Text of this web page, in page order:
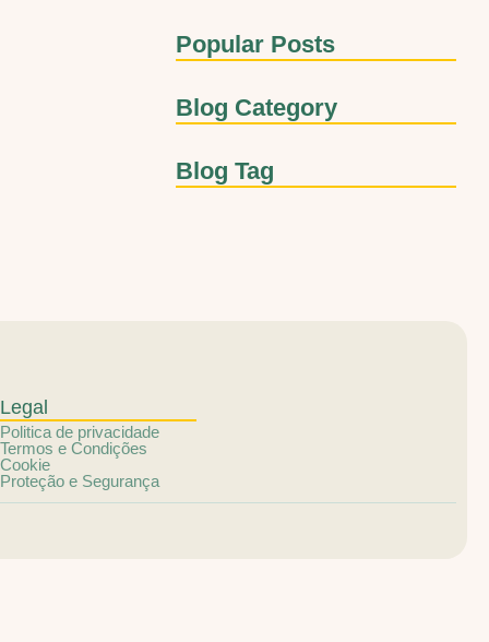
Popular Posts
Blog Category
Blog Tag
Legal
Politica de privacidade
Termos e Condições
Cookie
Proteção e Segurança